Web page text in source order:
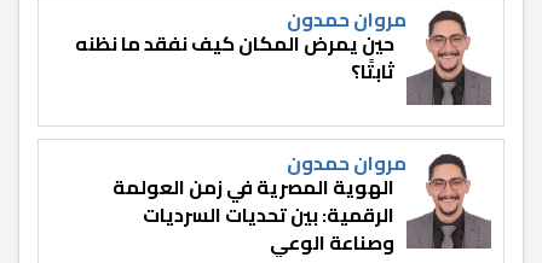
مروان حمدون
حين يمرض المكان كيف نفقد ما نظنه
ثابتًا؟
مروان حمدون
الهوية المصرية في زمن العولمة
الرقمية: بين تحديات السرديات
وصناعة الوعي